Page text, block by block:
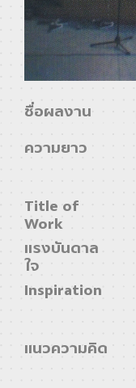
ชื่อผลงาน
ความยาว
Title of
Work
แรงบันดาล
ใจ
Inspiration
แนวความคิด